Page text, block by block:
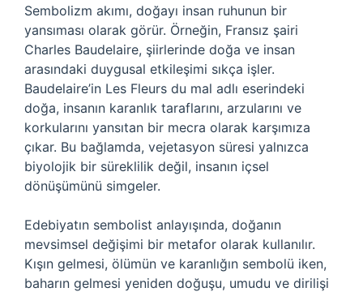
Sembolizm akımı, doğayı insan ruhunun bir
yansıması olarak görür. Örneğin, Fransız şairi
Charles Baudelaire, şiirlerinde doğa ve insan
arasındaki duygusal etkileşimi sıkça işler.
Baudelaire’in Les Fleurs du mal adlı eserindeki
doğa, insanın karanlık taraflarını, arzularını ve
korkularını yansıtan bir mecra olarak karşımıza
çıkar. Bu bağlamda, vejetasyon süresi yalnızca
biyolojik bir süreklilik değil, insanın içsel
dönüşümünü simgeler.
Edebiyatın sembolist anlayışında, doğanın
mevsimsel değişimi bir metafor olarak kullanılır.
Kışın gelmesi, ölümün ve karanlığın sembolü iken,
baharın gelmesi yeniden doğuşu, umudu ve dirilişi